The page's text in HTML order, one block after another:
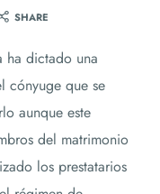
SHARE
ha dictado una
cónyuge que se
aunque este
del matrimonio
los prestatarios